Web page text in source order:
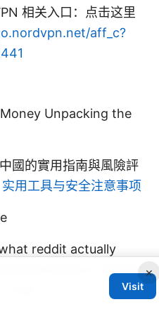
相关入口：点击这里
aff_c?
Unpacking the
國的實用指南與風險評
用工具与安全注意事项
reddit actually
Guide to Aussie
×
Visit